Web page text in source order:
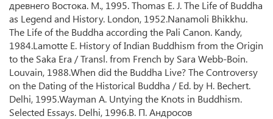
древнего Востока. М., 1995. Thomas E. J. The Life of Buddha
as Legend and History. London, 1952.Nanamoli Bhikkhu.
The Life of the Buddha according the Pali Canon. Kandy,
1984.Lamotte E. History of Indian Buddhism from the Origin
to the Saka Era / Transl. from French by Sara Webb-Boin.
Louvain, 1988.When did the Buddha Live? The Controversy
on the Dating of the Historical Buddha / Ed. by H. Bechert.
Delhi, 1995.Wayman A. Untying the Knots in Buddhism.
Selected Essays. Delhi, 1996.В. П. Андросов